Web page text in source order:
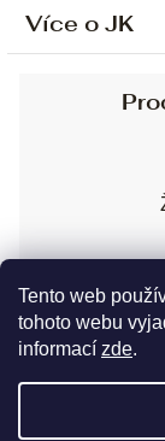
Tento web
tohoto webu
informací zde.
Ochrana
Sjednání
Obchodní
Puncovní
Více o JK
Blog
Nejčastější
Copyright